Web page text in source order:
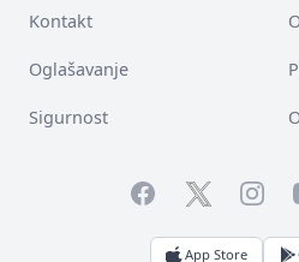
Kontakt
Oglašavanje
Sigurnost
FacebookTwitter
App Store